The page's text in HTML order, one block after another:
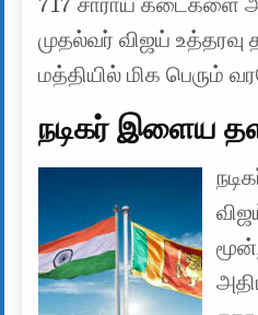
முதல்வர் விஜய்
மத்தியில் மிக பெரும்
நடிகர் இளைய